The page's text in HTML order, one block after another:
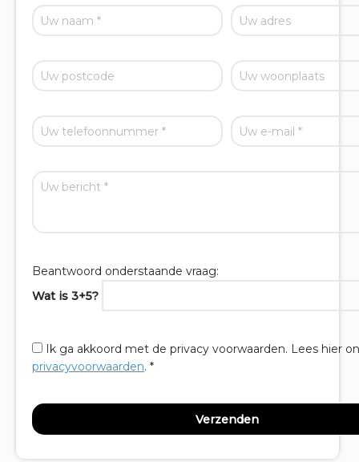
Beantwoord onderstaande vraag:
Wat is 3+5?
Ik ga akkoord met de privacy voorwaarden. Lees hier
privacyvoorwaarden. *